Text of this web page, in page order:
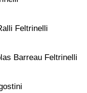
Feltrinelli
Barreau Feltrinelli